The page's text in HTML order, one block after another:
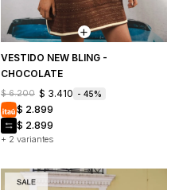
VESTIDO NEW BLING -
CHOCOLATE
+ 2 variantes
$ 6.200 $ 3.410 45
$ 2.899
$ 2.899